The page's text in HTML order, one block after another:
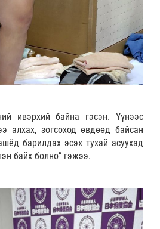
ивэрхий байна гэсэн. Үүнээс
алхах, зогсоход өвдөөд байсан
барилдах эсэх тухай асуухад
байх болно” гэжээ.